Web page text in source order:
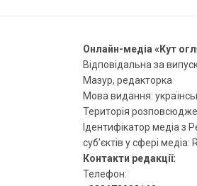
Онлайн-медіа «Кут
Відповідальна за
Мазур, редакторка
Мова видання:
Територія
Ідентифікатор медіа з
суб’єктів у сфері медіа:
Контакти редакції:
Телефон: